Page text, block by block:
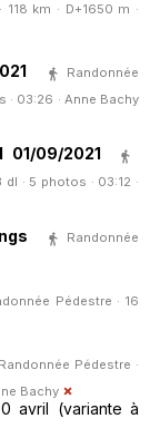
km · D+1650 m ·
Randonnée
· 03:26 · Anne Bachy
09/2021
· 5 photos · 03:12 ·
Randonnée
Pédestre · 16
Randonnée Pédestre ·
Bachy
avril (variante à